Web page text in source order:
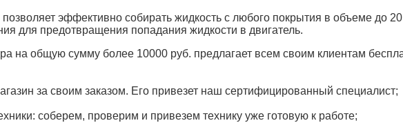
эффективно собирать жидкость с любого покрытия в объеме до
для предотвращения попадания жидкости в двигатель.
на общую сумму более 10000 руб. предлагает всем своим клиентам
за своим заказом. Его привезет наш сертифицированный специалист;
соберем, проверим и привезем технику уже готовую к работе;